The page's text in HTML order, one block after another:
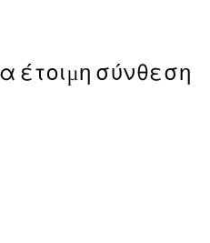
έτοιμη σύνθεση